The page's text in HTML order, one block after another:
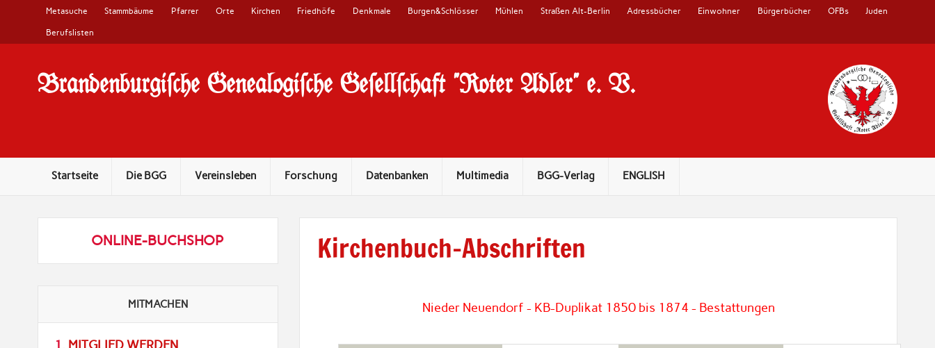
Metasuche Stammbäume Pfarrer Orte Kirchen Friedhöfe Denkmale Burgen&Schlösser Mühlen Straßen Alt-Berlin Adressbücher Einwohner Bürgerbücher OFBs Juden
Berufslisten
Brandenburgi#che Genealogi#che Ge#ell#chaft "Roter Adler" e. V.
Startseite Die BGG Vereinsleben Forschung Datenbanken Multimedia BGG-Verlag ENGLISH
Kirchenbuch-Abschriften
Nieder Neuendorf - KB-Duplikat 1850 bis 1874 - Bestattungen
ONLINE-BUCHSHOP
MITMACHEN